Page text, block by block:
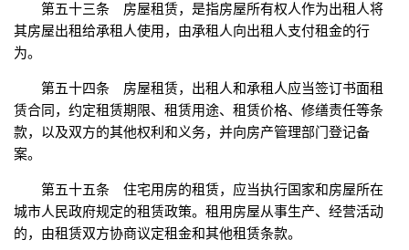
第五十三条 房屋租赁，是指房屋所有权人作为出租人将
其房屋出租给承租人使用，由承租人向出租人支付租金的行
为。
第五十四条 房屋租赁，出租人和承租人应当签订书面租
赁合同，约定租赁期限、租赁用途、租赁价格、修缮责任等条
款，以及双方的其他权利和义务，并向房产管理部门登记备
案。
第五十五条 住宅用房的租赁，应当执行国家和房屋所在
城市人民政府规定的租赁政策。租用房屋从事生产、经营活动
的，由租赁双方协商议定租金和其他租赁条款。